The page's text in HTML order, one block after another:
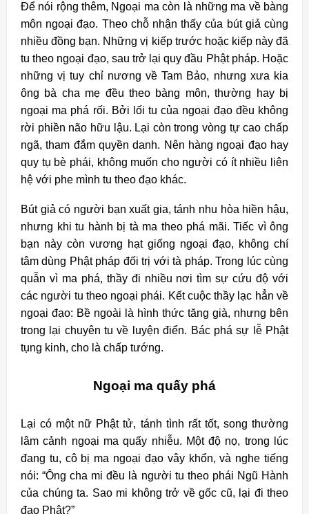
Để nói rộng thêm, Ngoại ma còn là những ma về bàng
môn ngoại đạo. Theo chỗ nhận thấy của bút giả cùng
nhiều đồng bạn. Những vị kiếp trước hoặc kiếp này đã
tu theo ngoại đạo, sau trở lại quy đầu Phật pháp. Hoặc
những vị tuy chỉ nương về Tam Bảo, nhưng xưa kia
ông bà cha mẹ đều theo bàng môn, thường hay bị
ngoại ma phá rối. Bởi lối tu của ngoại đạo đều không
rời phiền não hữu lậu. Lại còn trong vòng tự cao chấp
ngã, tham đắm quyền danh. Nên hàng ngoại đạo hay
quy tụ bè phái, không muốn cho người có ít nhiều liên
hệ với phe mình tu theo đạo khác.
Bút giả có người bạn xuất gia, tánh nhu hòa hiền hậu,
nhưng khi tu hành bị tà ma theo phá mãi. Tiếc vì ông
bạn này còn vương hạt giống ngoại đạo, không chí
tâm dùng Phật pháp đối trị với tà pháp. Trong lúc cùng
quẫn vì ma phá, thầy đi nhiều nơi tìm sự cứu độ với
các người tu theo ngoại phái. Kết cuộc thầy lạc hẳn về
ngoại đạo: Bề ngoài là hình thức tăng già, nhưng bên
trong lại chuyên tu về luyện điển. Bác phá sự lễ Phật
tụng kinh, cho là chấp tướng.
Ngoại ma quấy phá
Lại có một nữ Phật tử, tánh tình rất tốt, song thường
lâm cảnh ngoại ma quấy nhiễu. Một độ nọ, trong lúc
đang tu, cô bị ma ngoại đạo vây khổn, và nghe tiếng
nói: “Ông cha mi đều là người tu theo phái Ngũ Hành
của chúng ta. Sao mi không trở về gốc cũ, lại đi theo
đạo Phật?”